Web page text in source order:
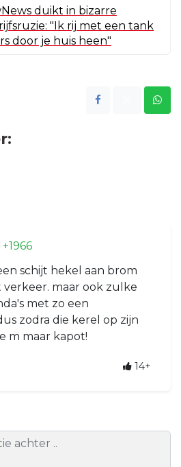
duikt in bizarre
"Ik rij met een tank
door je huis heen"
+1966
schijt hekel aan brom
maar ook zulke
met zo een
zodra die kerel op zijn
m maar kapot!
14+